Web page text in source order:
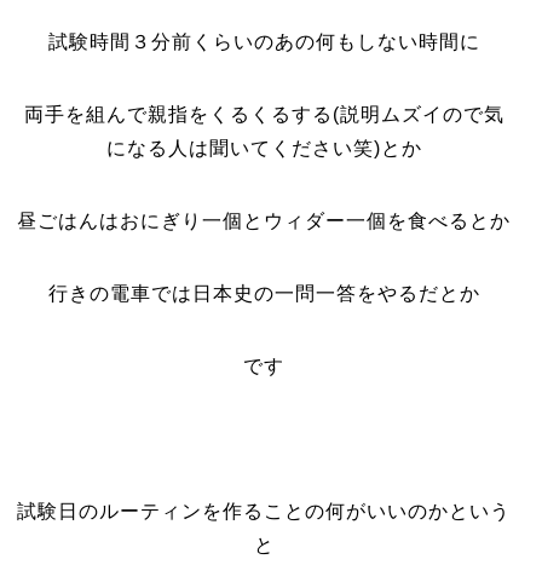
試験時間３分前くらいのあの何もしない時間に
両手を組んで親指をくるくるする(説明ムズイので気
になる人は聞いてください笑)とか
昼ごはんはおにぎり一個とウィダー一個を食べるとか
行きの電車では日本史の一問一答をやるだとか
です
試験日のルーティンを作ることの何がいいのかという
と